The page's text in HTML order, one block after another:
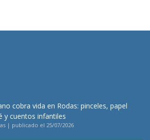
cobra vida en Rodas: pinceles, papel
y cuentos infantiles
| publicado el 25/07/2026